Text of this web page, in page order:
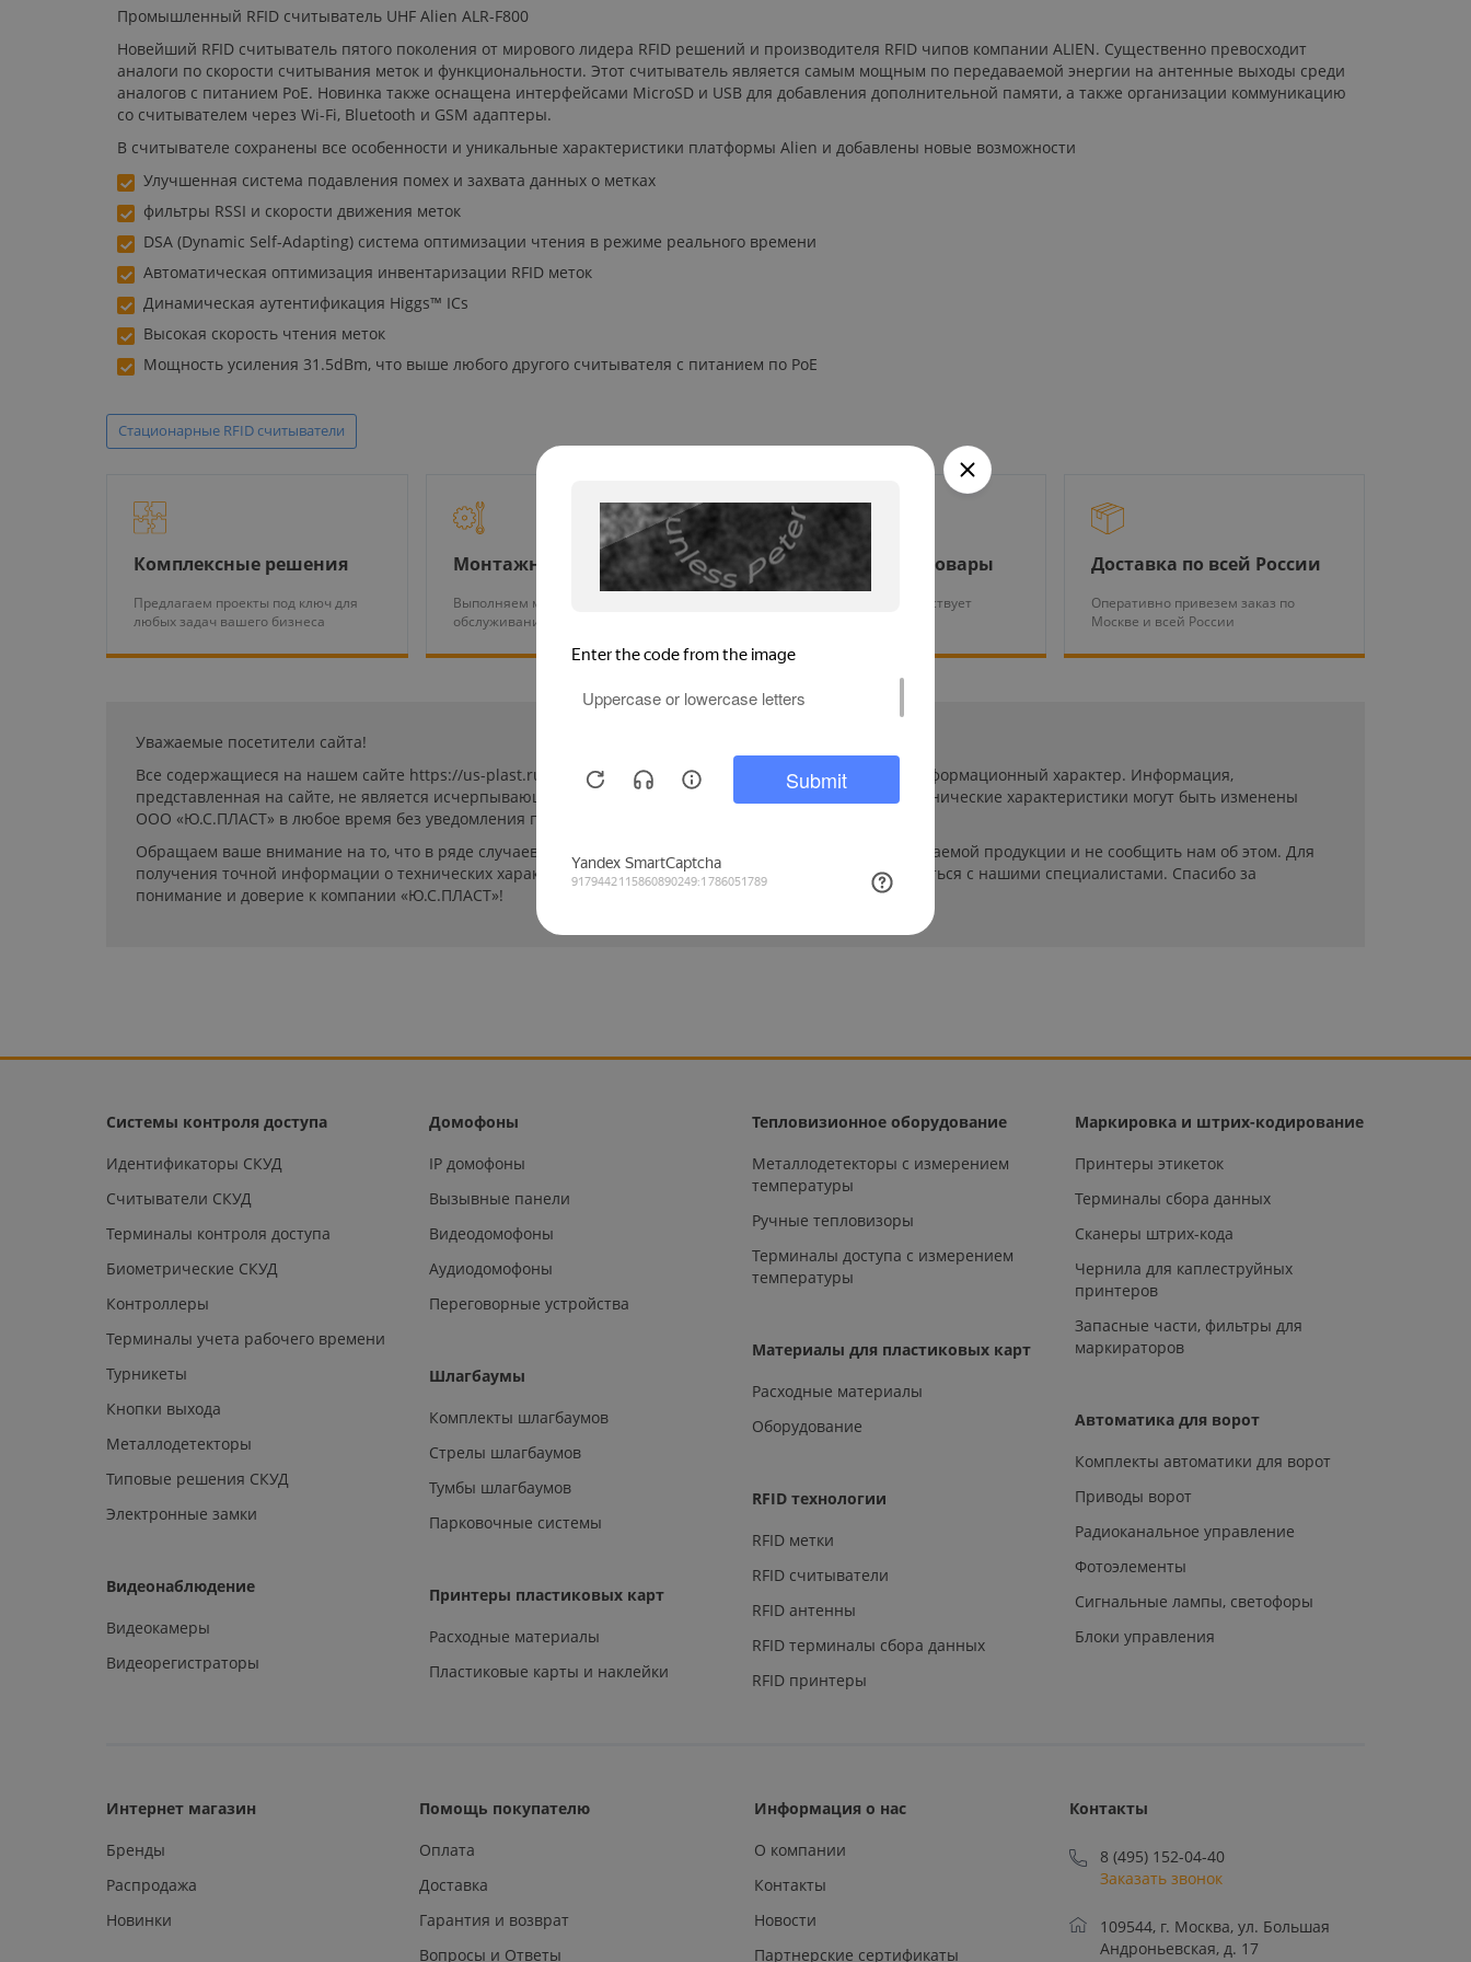
Промышленный RFID считыватель UHF Alien ALR-F800
Новейший RFID считыватель пятого поколения от мирового лидера RFID решений и производителя RFID чипов компании ALIEN. Существенно превосходит
аналоги по скорости считывания меток и функциональности. Этот считыватель является самым мощным по передаваемой энергии на антенные выходы среди
аналогов с питанием PoE. Новинка также оснащена интерфейсами MicroSD и USB для добавления дополнительной памяти, а также организации коммуникацию
со считывателем через Wi-Fi, Bluetooth и GSM адаптеры.
В считывателе сохранены все особенности и уникальные характеристики платформы Alien и добавлены новые возможности
Улучшенная система подавления помех и захвата данных о метках
фильтры RSSI и скорости движения меток
DSA (Dynamic Self-Adapting) система оптимизации чтения в режиме реального времени
Автоматическая оптимизация инвентаризации RFID меток
Динамическая аутентификация Higgs™ ICs
Высокая скорость чтения меток
Мощность усиления 31.5dBm, что выше любого другого считывателя с питанием по PoE
Стационарные RFID считыватели
Комплексные решения
Предлагаем проекты под ключ для
любых задач вашего бизнеса
Монтажные работы
Выполняем монтаж и тех.
обслуживание оборудования
Гарантия на все товары
На нашу продукцию действует
Доставка по всей России
Оперативно привезем заказ по
Москве и всей России
Уважаемые посетители сайта!
Все содержащиеся на нашем сайте https://us-plast.ru/ (далее «сайт») сведения носят исключительно информационный характер. Информация,
представленная на сайте, не является исчерпывающей. Указанные на сайте цены, комплектации и технические характеристики могут быть изменены
ООО «Ю.С.ПЛАСТ» в любое время без уведомления пользователей сайта.
Обращаем ваше внимание на то, что в ряде случаев производители могут изменить параметры выпускаемой продукции и не сообщить нам об этом. Для
получения точной информации о технических характеристиках и стоимости товаров необходимо связаться с нашими специалистами. Спасибо за
понимание и доверие к компании «Ю.С.ПЛАСТ»!
Системы контроля доступа
Идентификаторы СКУД
Считыватели СКУД
Терминалы контроля доступа
Биометрические СКУД
Контроллеры
Терминалы учета рабочего времени
Турникеты
Кнопки выхода
Металлодетекторы
Типовые решения СКУД
Электронные замки
Видеонаблюдение
Видеокамеры
Видеорегистраторы
Домофоны
IP домофоны
Вызывные панели
Видеодомофоны
Аудиодомофоны
Переговорные устройства
Шлагбаумы
Комплекты шлагбаумов
Стрелы шлагбаумов
Тумбы шлагбаумов
Парковочные системы
Принтеры пластиковых карт
Расходные материалы
Пластиковые карты и наклейки
Тепловизионное оборудование
Металлодетекторы с измерением
температуры
Ручные тепловизоры
Терминалы доступа с измерением
температуры
Материалы для пластиковых карт
Расходные материалы
Оборудование
RFID технологии
RFID метки
RFID считыватели
RFID антенны
RFID терминалы сбора данных
RFID принтеры
Маркировка и штрих-кодирование
Принтеры этикеток
Терминалы сбора данных
Сканеры штрих-кода
Чернила для каплеструйных
принтеров
Запасные части, фильтры для
маркираторов
Автоматика для ворот
Комплекты автоматики для ворот
Приводы ворот
Радиоканальное управление
Фотоэлементы
Сигнальные лампы, светофоры
Блоки управления
Интернет магазин
Бренды
Распродажа
Новинки
Помощь покупателю
Оплата
Доставка
Гарантия и возврат
Вопросы и Ответы
Информация о нас
О компании
Контакты
Новости
Партнерские сертификаты
Контакты
8 (495) 152-04-40
Заказать звонок
109544, г. Москва, ул. Большая
Андроньевская, д. 17